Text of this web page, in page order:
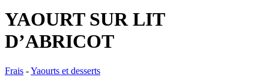
YAOURT SUR LIT
D’ABRICOT
Frais -Yaourts et desserts